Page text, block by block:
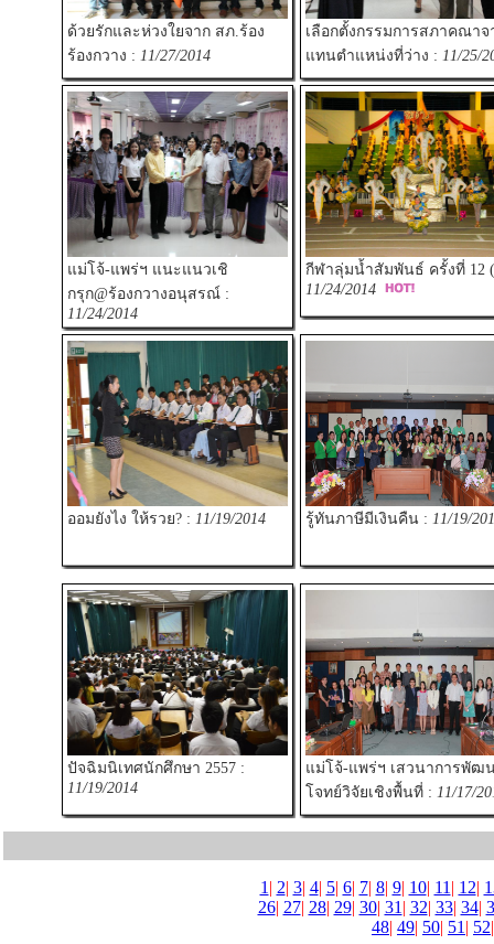
ด้วยรักและห่วงใยจาก สภ.ร้อง
ร้องกวาง : 11/27/2014
เลือกตั้งกรรมการสภาคณาจ
แทนตำแหน่งที่ว่าง : 11/25/
แม่โจ้-แพร่ฯ แนะแนวเชิ
กรุก@ร้องกวางอนุสรณ์ :
11/24/2014
กีฬาลุ่มน้ำสัมพันธ์ ครั้งที่ 12
11/24/2014
ออมยังไง ให้รวย? : 11/19/2014 รู้ทันภาษีมีเงินคืน : 11/19/
ปัจฉิมนิเทศนักศึกษา 2557 :
11/19/2014
แม่โจ้-แพร่ฯ เสวนาการพัฒ
โจทย์วิจัยเชิงพื้นที่ : 11/17/
1 | 2| 3| 4| 5| 6| 7| 8| 9| 10| 11 | 12|
26| 27| 28| 29| 30| 31 | 32| 33| 34|
48| 49| 50| 51 | 52